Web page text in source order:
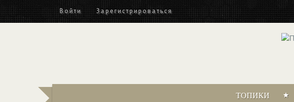
Войти Зарегистрироваться
ТОПИКИ